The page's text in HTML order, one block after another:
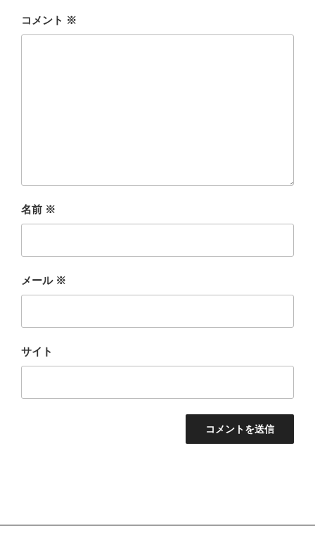
コメント ※
名前 ※
メール ※
サイト